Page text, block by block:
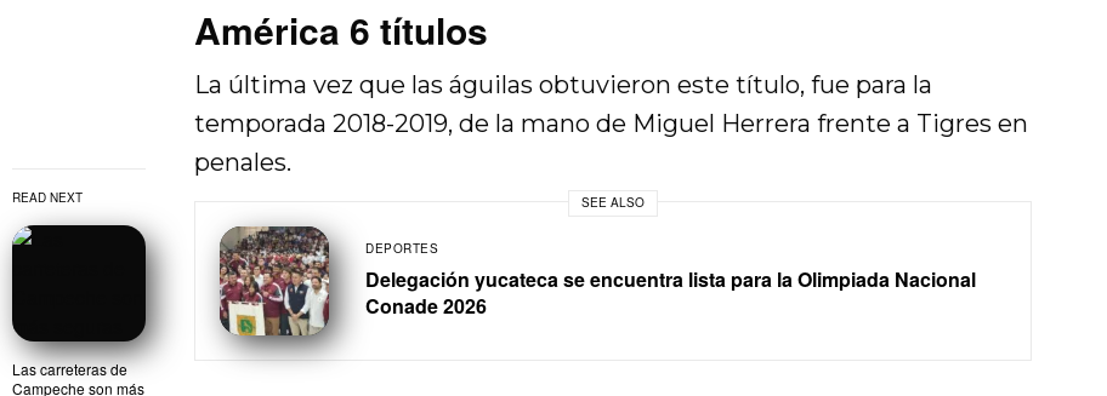
READ NEXT
Las carreteras de
Campeche son más
América 6 títulos
La última vez que las águilas obtuvieron este título, fue para la
temporada 2018-2019, de la mano de Miguel Herrera frente a Tigres en
penales.
SEE ALSO
DEPORTES
Delegación yucateca se encuentra lista para la Olimpiada Nacional
Conade 2026